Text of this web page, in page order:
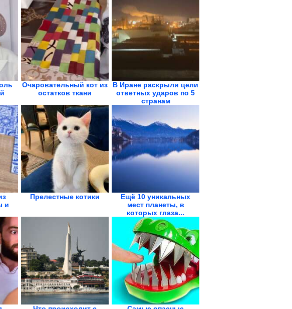
Очаровательный кот из
остатков ткани
В Иране раскрыли цели
ответных ударов по 5
странам
и
Прелестные котики
Ещё 10 уникальных
мест планеты, в
которых глаза...